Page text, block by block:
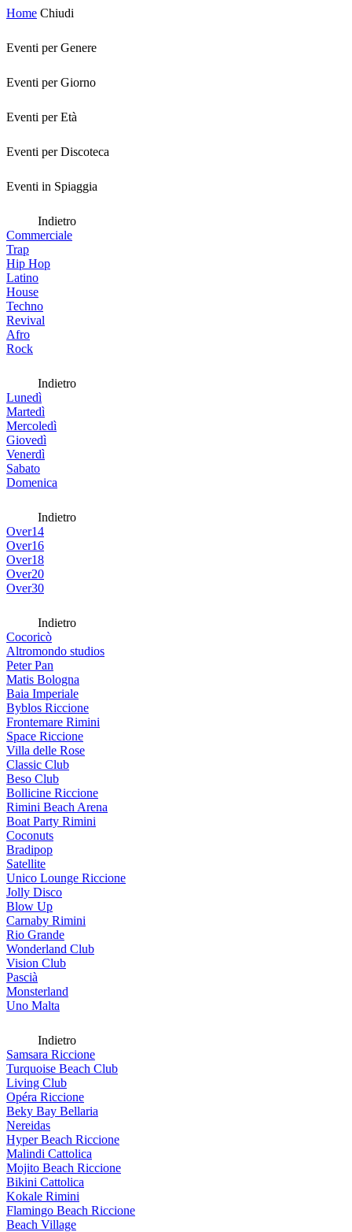
Home Chiudi
Eventi per Genere
Eventi per Giorno
Eventi per Età
Eventi per Discoteca
Eventi in Spiaggia
Indietro
Commerciale
Trap
Hip Hop
Latino
House
Techno
Revival
Afro
Rock
Indietro
Lunedì
Martedì
Mercoledì
Giovedì
Venerdì
Sabato
Domenica
Indietro
Over14
Over16
Over18
Over20
Over30
Indietro
Cocoricò
Altromondo studios
Peter Pan
Matis Bologna
Baia Imperiale
Byblos Riccione
Frontemare Rimini
Space Riccione
Villa delle Rose
Classic Club
Beso Club
Bollicine Riccione
Rimini Beach Arena
Boat Party Rimini
Coconuts
Bradipop
Satellite
Unico Lounge Riccione
Jolly Disco
Blow Up
Carnaby Rimini
Rio Grande
Wonderland Club
Vision Club
Pascià
Monsterland
Uno Malta
Indietro
Samsara Riccione
Turquoise Beach Club
Living Club
Opéra Riccione
Beky Bay Bellaria
Nereidas
Hyper Beach Riccione
Malindi Cattolica
Mojito Beach Riccione
Bikini Cattolica
Kokale Rimini
Flamingo Beach Riccione
Beach Village